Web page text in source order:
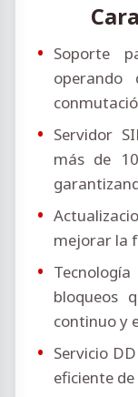
Soporte
operando
Servidor
más de
mejorar la
bloqueos
continuo y
Servicio
eficiente